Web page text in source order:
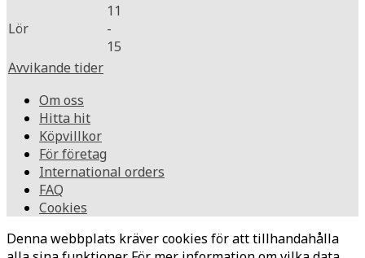
Lör
11
-
15
Avvikande tider
Om oss
Hitta hit
Köpvillkor
För företag
International orders
FAQ
Cookies
Denna webbplats kräver cookies för att tillhandahålla